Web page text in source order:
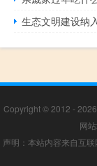
生态文明建设纳
Copyright © 2012 - 2026
网
声明：本站内容来自互